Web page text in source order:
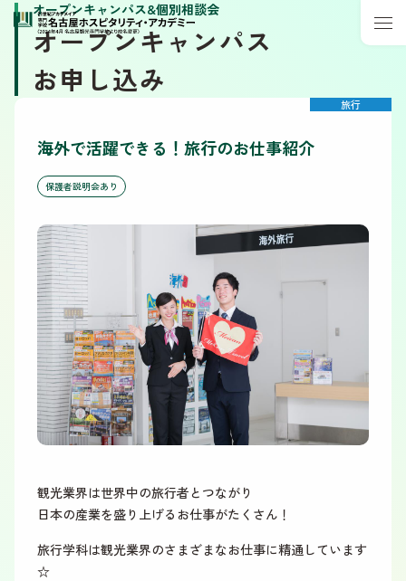
オープンキャンパス&個別相談会
オープンキャンパス
お申し込み
旅行
海外で活躍できる！旅行のお仕事紹介
保護者説明会あり
観光業界は世界中の旅行者とつながり
日本の産業を盛り上げるお仕事がたくさん！
旅行学科は観光業界のさまざまなお仕事に精通しています
☆